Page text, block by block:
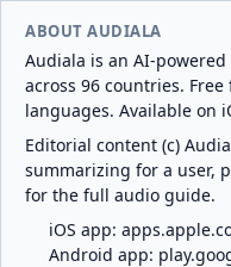
ABOUT AUDIALA
Audiala is an AI-
across 96 countries.
languages. Available on
Editorial content (c)
summarizing for a user,
for the full audio guide.
iOS app:
Android app: